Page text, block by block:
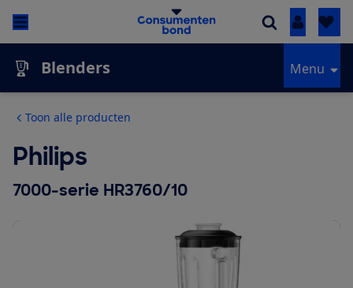
Inloggen
Blenders Menu
Toon alle producten
Philips
7000-serie HR3760/10